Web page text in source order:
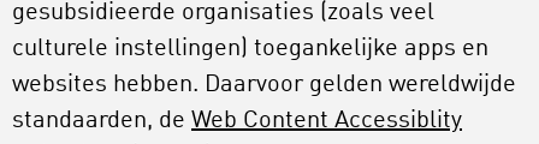
gesubsidieerde organisaties (zoals veel
culturele instellingen) toegankelijke apps en
websites hebben. Daarvoor gelden wereldwijde
standaarden, de Web Content Accessiblity